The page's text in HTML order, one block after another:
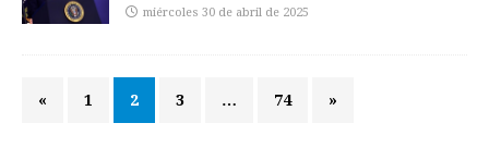
miércoles 30 de abril de 2025
« 1 2 3 … 74 »